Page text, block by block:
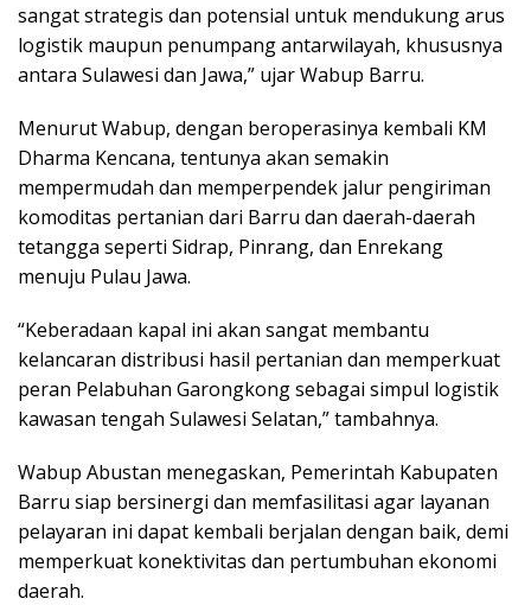
sangat strategis dan potensial untuk mendukung arus
logistik maupun penumpang antarwilayah, khususnya
antara Sulawesi dan Jawa,” ujar Wabup Barru.
Menurut Wabup, dengan beroperasinya kembali KM
Dharma Kencana, tentunya akan semakin
mempermudah dan memperpendek jalur pengiriman
komoditas pertanian dari Barru dan daerah-daerah
tetangga seperti Sidrap, Pinrang, dan Enrekang
menuju Pulau Jawa.
“Keberadaan kapal ini akan sangat membantu
kelancaran distribusi hasil pertanian dan memperkuat
peran Pelabuhan Garongkong sebagai simpul logistik
kawasan tengah Sulawesi Selatan,” tambahnya.
Wabup Abustan menegaskan, Pemerintah Kabupaten
Barru siap bersinergi dan memfasilitasi agar layanan
pelayaran ini dapat kembali berjalan dengan baik, demi
memperkuat konektivitas dan pertumbuhan ekonomi
daerah.